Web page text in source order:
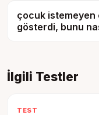
çocuk istemeyen
gösterdi, bunu
İlgili Testler
TEST